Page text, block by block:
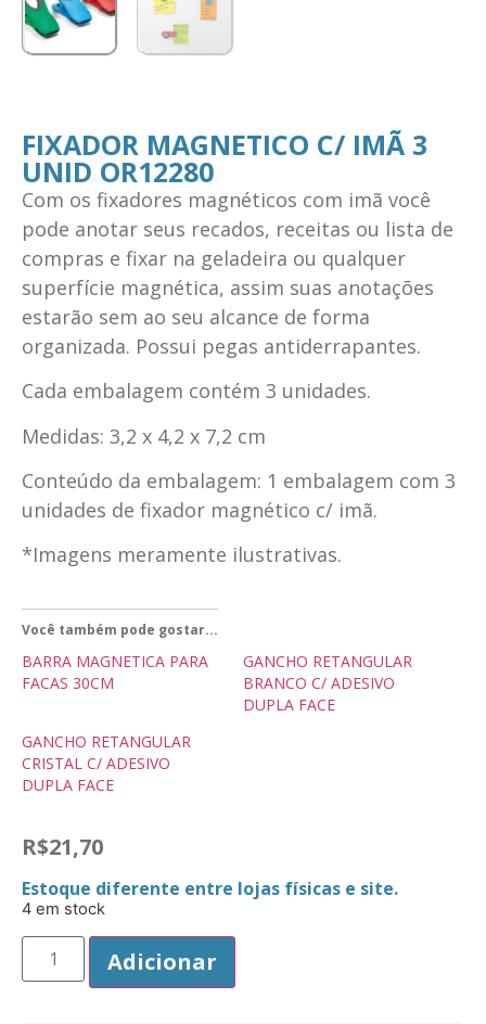
FIXADOR MAGNETICO C/ IMÃ 3
UNID OR12280
Com os fixadores magnéticos com imã você
pode anotar seus recados, receitas ou lista de
compras e fixar na geladeira ou qualquer
superfície magnética, assim suas anotações
estarão sem ao seu alcance de forma
organizada. Possui pegas antiderrapantes.
Cada embalagem contém 3 unidades.
Medidas: 3,2 x 4,2 x 7,2 cm
Conteúdo da embalagem: 1 embalagem com 3
unidades de fixador magnético c/ imã.
*Imagens meramente ilustrativas.
Você também pode gostar...
BARRA MAGNETICA PARA
FACAS 30CM
GANCHO RETANGULAR
BRANCO C/ ADESIVO
DUPLA FACE
GANCHO RETANGULAR
CRISTAL C/ ADESIVO
DUPLA FACE
R$21,70
Estoque diferente entre lojas físicas e site.
4 em stock
Adicionar